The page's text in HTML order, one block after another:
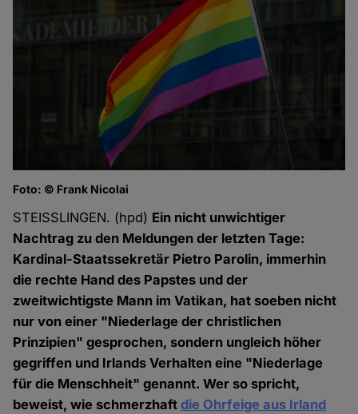
Foto: © Frank Nicolai
STEISSLINGEN. (hpd) Ein nicht unwichtiger
Nachtrag zu den Meldungen der letzten Tage:
Kardinal-Staatssekretär Pietro Parolin, immerhin
die rechte Hand des Papstes und der
zweitwichtigste Mann im Vatikan, hat soeben nicht
nur von einer "Niederlage der christlichen
Prinzipien" gesprochen, sondern ungleich höher
gegriffen und Irlands Verhalten eine "Niederlage
für die Menschheit" genannt. Wer so spricht,
beweist, wie schmerzhaftdie Ohrfeige aus Irland